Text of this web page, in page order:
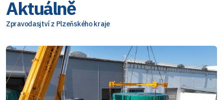
Aktuálně
Zpravodasjtví z Plzeňského kraje